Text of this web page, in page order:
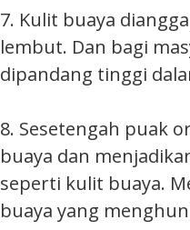
7. Kulit buaya
lembut. Dan bagi
dipandang tinggi
8. Sesetengah puak
buaya dan
seperti kulit buaya.
buaya yang